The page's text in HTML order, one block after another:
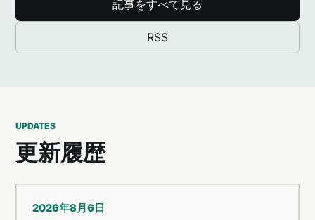
記事をすべて見る
RSS
UPDATES
更新履歴
2026年8月6日